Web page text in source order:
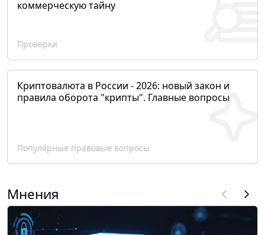
коммерческую тайну
Проверки
Криптовалюта в России - 2026: новый закон и
правила оборота "крипты". Главные вопросы
Популярные правовые вопросы
Мнения